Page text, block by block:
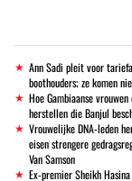
Ann Sadi pleit voor
boothouders; ze komen
Hoe Gambiaanse
herstellen die Banjul
Vrouwelijke DNA-leden
eisen strengere
Van Samson
Ex-premier Sheikh